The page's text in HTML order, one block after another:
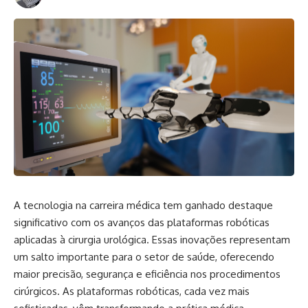
A tecnologia na carreira médica tem ganhado destaque
significativo com os avanços das plataformas robóticas
aplicadas à cirurgia urológica. Essas inovações representam
um salto importante para o setor de saúde, oferecendo
maior precisão, segurança e eficiência nos procedimentos
cirúrgicos. As plataformas robóticas, cada vez mais